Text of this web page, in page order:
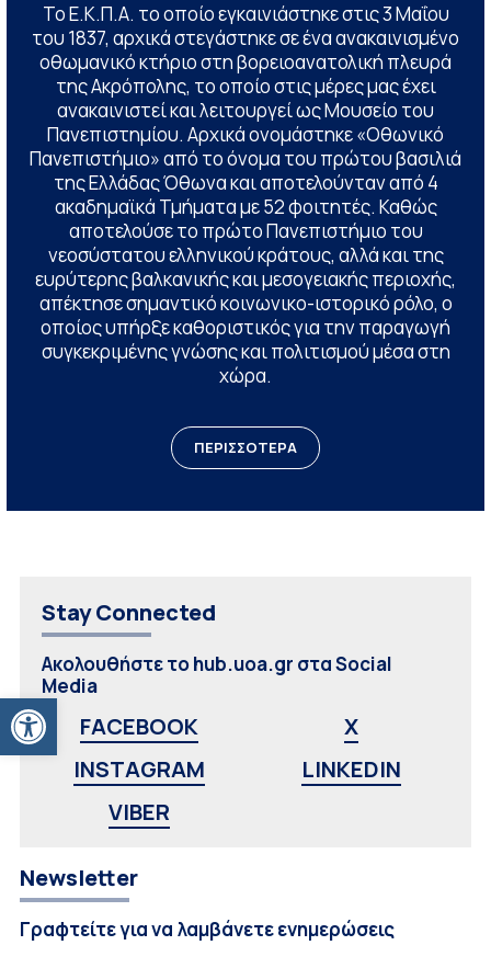
Ανοίξτε τη γραμμή εργαλείων
Το Ε.Κ.Π.Α. το οποίο εγκαινιάστηκε στις 3 Μαΐου
του 1837, αρχικά στεγάστηκε σε ένα ανακαινισμένο
οθωμανικό κτήριο στη βορειοανατολική πλευρά
της Ακρόπολης, το οποίο στις μέρες μας έχει
ανακαινιστεί και λειτουργεί ως Μουσείο του
Πανεπιστημίου. Αρχικά ονομάστηκε «Οθωνικό
Πανεπιστήμιο» από το όνομα του πρώτου βασιλιά
της Ελλάδας Όθωνα και αποτελούνταν από 4
ακαδημαϊκά Τμήματα με 52 φοιτητές. Καθώς
αποτελούσε το πρώτο Πανεπιστήμιο του
νεοσύστατου ελληνικού κράτους, αλλά και της
ευρύτερης βαλκανικής και μεσογειακής περιοχής,
απέκτησε σημαντικό κοινωνικο-ιστορικό ρόλο, ο
οποίος υπήρξε καθοριστικός για την παραγωγή
συγκεκριμένης γνώσης και πολιτισμού μέσα στη
χώρα.
ΠΕΡΙΣΣΟΤΕΡΑ
Stay Connected
Ακολουθήστε το hub.uoa.gr στα Social
Media
FACEBOOK
X
INSTAGRAM
LINKEDIN
VIBER
Newsletter
Γραφτείτε για να λαμβάνετε ενημερώσεις